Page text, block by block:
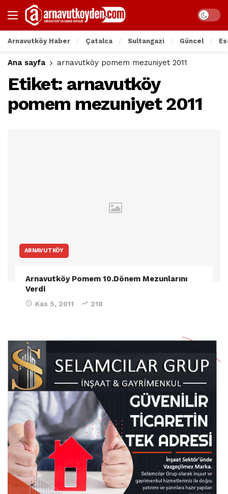
Arnavutköy Haber Çatalca Sultangazi Güncel
Ana sayfa arnavutköy pomem mezuniyet 2011
Etiket: arnavutköy
pomem mezuniyet 2011
ARNAVUTKÖY
Arnavutköy Pomem 10.Dönem Mezunlarını
Verdi
Kas 5, 2011 218